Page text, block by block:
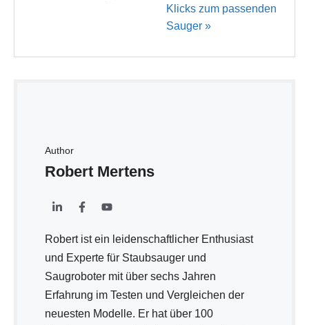
Klicks zum passenden
Sauger »
Author
Robert Mertens
Robert ist ein leidenschaftlicher Enthusiast
und Experte für Staubsauger und
Saugroboter mit über sechs Jahren
Erfahrung im Testen und Vergleichen der
neuesten Modelle. Er hat über 100